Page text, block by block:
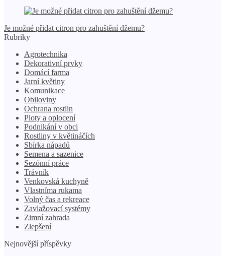
Je možné přidat citron pro zahuštění džemu?
Rubriky
Agrotechnika
Dekorativní prvky
Domácí farma
Jarní květiny
Komunikace
Obiloviny
Ochrana rostlin
Ploty a oplocení
Podnikání v obci
Rostliny v květináčích
Sbírka nápadů
Semena a sazenice
Sezónní práce
Trávník
Venkovská kuchyně
Vlastníma rukama
Volný čas a rekreace
Zavlažovací systémy
Zimní zahrada
Zlepšení
Nejnovější příspěvky